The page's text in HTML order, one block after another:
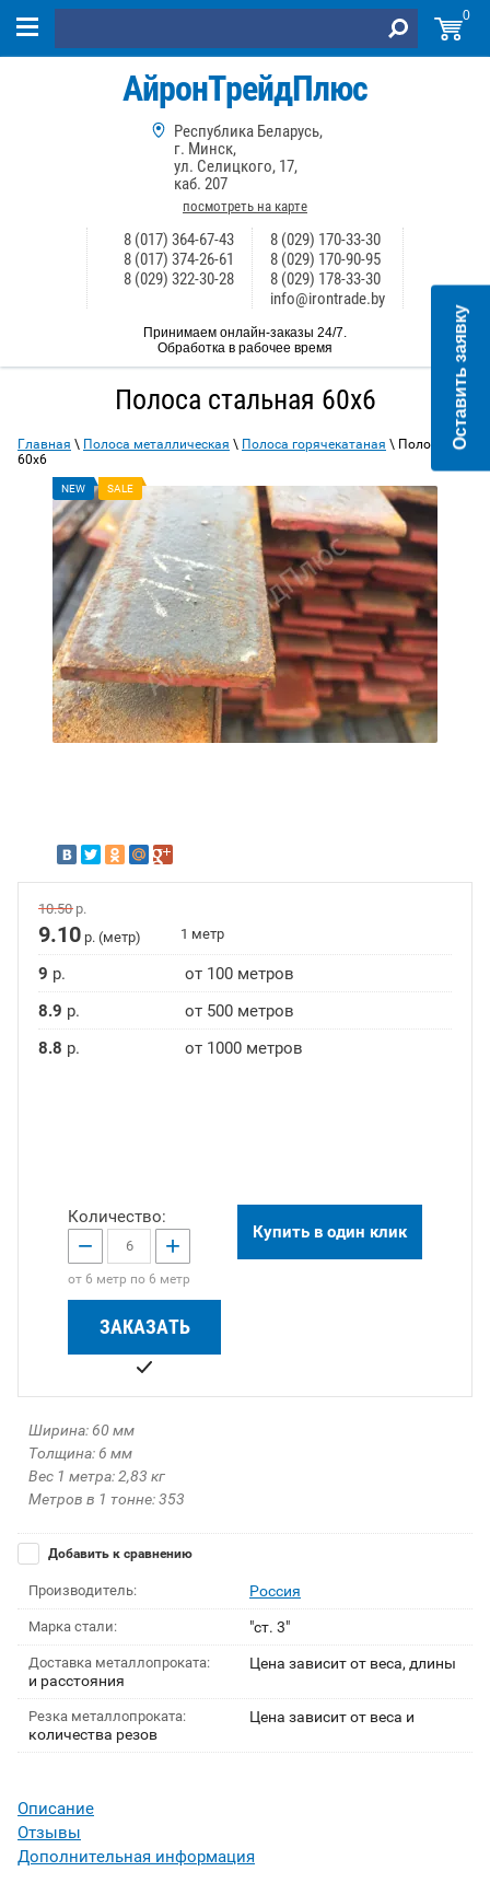
АйронТрейдПлюс
Принимаем онлайн-заказы 24/7.
Обработка в рабочее время
Оставить заявку
Республика Беларусь,
г. Минск,
ул. Селицкого, 17,
каб. 207
посмотреть на карте
8 (017) 364-67-43
8 (017) 374-26-61
8 (029) 322-30-28
8 (029) 170-33-30
8 (029) 170-90-95
8 (029) 178-33-30
info@irontrade.by
Полоса стальная 60х6
Главная \ Полоса металлическая \ Полоса горячекатаная \ Полоса
60х6
NEW SALE
10.50р.
9.10 р. (метр) 1 метр
9 р.
от 100 метров
8.9 р.
от 500 метров
8.8 р. от 1000 метров
Количество:
− +
от 6 метр по 6 метр
ЗАКАЗАТЬ
Купить в один клик
Ширина: 60 мм
Толщина: 6 мм
Вес 1 метра: 2,83 кг
Метров в 1 тонне: 353
Добавить к сравнению
Производитель: Россия
Марка стали: "ст. 3"
Доставка металлопроката:
Цена зависит от веса, длины
и расстояния
Резка металлопроката:
Цена зависит от веса и
количества резов
Описание
Отзывы
Дополнительная информация
0